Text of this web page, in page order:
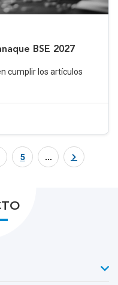
BSE 2027
cumplir los artículos
5 ...